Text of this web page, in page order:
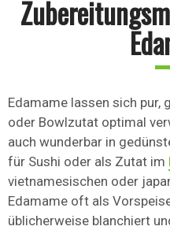
Edamame lassen sich pur,
oder Bowlzutat optimal
auch wunderbar in
für Sushi oder als Zutat im
vietnamesischen oder
Edamame oft als
üblicherweise blanchiert